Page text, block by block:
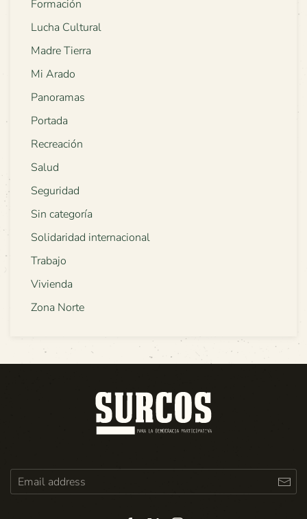
Formación
Lucha Cultural
Madre Tierra
Mi Arado
Panoramas
Portada
Recreación
Salud
Seguridad
Sin categoría
Solidaridad internacional
Trabajo
Vivienda
Zona Norte